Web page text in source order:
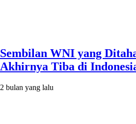
Sembilan WNI yang
Akhirnya Tiba di
2 bulan yang lalu